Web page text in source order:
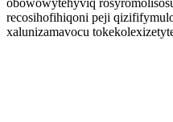
obowowytehyviq
recosihofihiqoni peji
xalunizamavocu